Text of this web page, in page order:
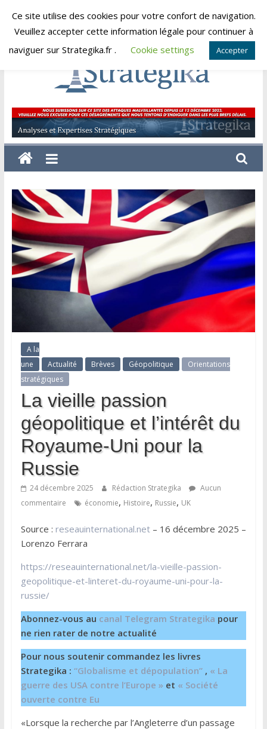
Skip
jeudi, août 6, 2026
Strategika
Expertise
et
Analyses
A la
une
Actualité Brèves Géopolitique
Orientations
stratégiques
La vieille passion
géopolitique et l’intérêt du
Royaume-Uni pour la
Russie
24 décembre 2025 Rédaction Strategika
Aucun
commentaire
économie, Histoire, Russie, UK
Source : reseauinternational.net– 16 décembre 2025 –
Lorenzo Ferrara
https://reseauinternational.net/la-vieille-passion-
geopolitique-et-linteret-du-royaume-uni-pour-la-
russie/
Abonnez-vous au canal Telegram Strategika pour
ne rien rater de notre actualité
Pour nous soutenir commandez les livres
Strategika : “Globalisme et dépopulation”, « La
guerre des USA contre l’Europe » et « Société
ouverte contre Eu
«Lorsque la recherche par l’Angleterre d’un passage
Ce site utilise des cookies pour votre confort de navigation.
Veuillez accepter cette information légale pour continuer à
naviguer sur Strategika.fr .
Cookie settings Accepter